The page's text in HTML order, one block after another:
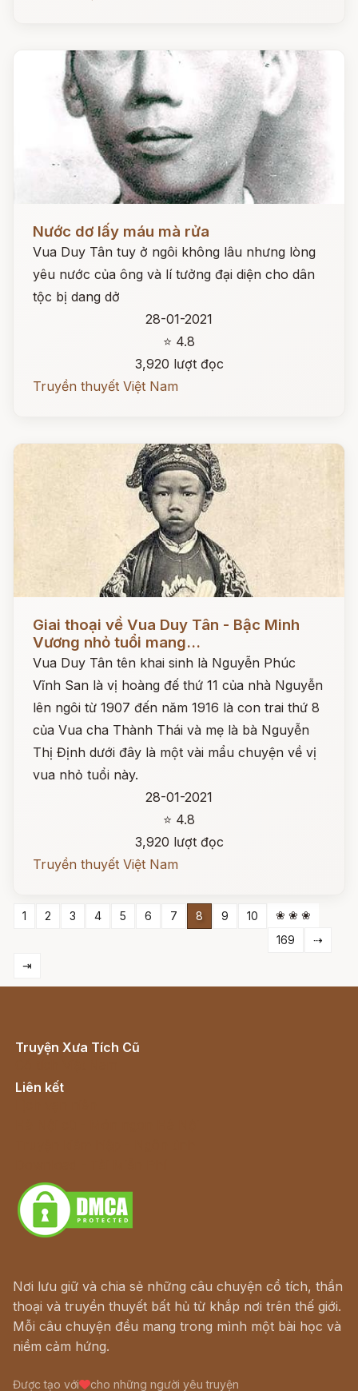
Nước dơ lấy máu mà rửa
Vua Duy Tân tuy ở ngôi không lâu nhưng lòng
yêu nước của ông và lí tưởng đại diện cho dân
tộc bị dang dở
28-01-2021
⭐ 4.8
3,920 lượt đọc
Truyền thuyết Việt Nam
Giai thoại về Vua Duy Tân - Bậc Minh
Vương nhỏ tuổi mang...
Vua Duy Tân tên khai sinh là Nguyễn Phúc
Vĩnh San là vị hoàng đế thứ 11 của nhà Nguyễn
lên ngôi từ 1907 đến năm 1916 là con trai thứ 8
của Vua cha Thành Thái và mẹ là bà Nguyễn
Thị Định dưới đây là một vài mẩu chuyện về vị
vua nhỏ tuổi này.
28-01-2021
⭐ 4.8
3,920 lượt đọc
Truyền thuyết Việt Nam
1 2 3 4 5 6 7 8 9 10
❀ ❀ ❀
169
⇢
⇥
Truyện Xưa Tích Cũ
Liên kết
Nơi lưu giữ và chia sẻ những câu chuyện cổ tích, thần
thoại và truyền thuyết bất hủ từ khắp nơi trên thế giới.
Mỗi câu chuyện đều mang trong mình một bài học và
niềm cảm hứng.
Được tạo với cho những người yêu truyện